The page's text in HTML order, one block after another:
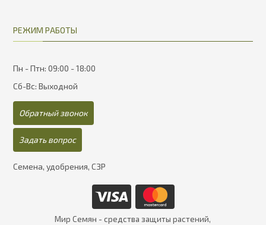
РЕЖИМ РАБОТЫ
Пн - Птн: 09:00 - 18:00
Сб-Вс: Выходной
Обратный звонок
Задать вопрос
Семена, удобрения, СЗР
Мир Семян - средства защиты растений,